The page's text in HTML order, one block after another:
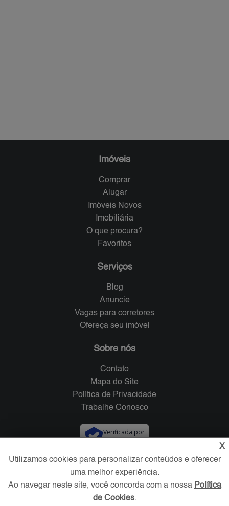
Imóveis
Comprar
Alugar
Imóveis Novos
Imobiliária
O que procura?
Favoritos
Serviços
Blog
Anuncie
Vagas para corretores
Ofereça seu imóvel
Sobre nós
Contato
Mapa do Site
Política de Privacidade
Trabalhe Conosco
Verificada por
Redes Sociais
X
Utilizamos cookies para personalizar conteúdos e oferecer
uma melhor experiência.
Ao navegar neste site, você concorda com a nossa Política
de Cookies.